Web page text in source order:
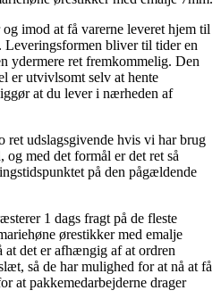
imod at få varerne leveret hjem til
bliver til tider en
ydermere ret fremkommelig. Den
er utvivlsomt selv at hente
at du lever i nærheden af
ret udslagsgivende hvis vi har brug
med det formål er det ret så
på den pågældende
1 dags fragt på de fleste
ørestikker med emalje
det er afhængig af at ordren
så de har mulighed for at nå at få
at pakkemedarbejderne drager